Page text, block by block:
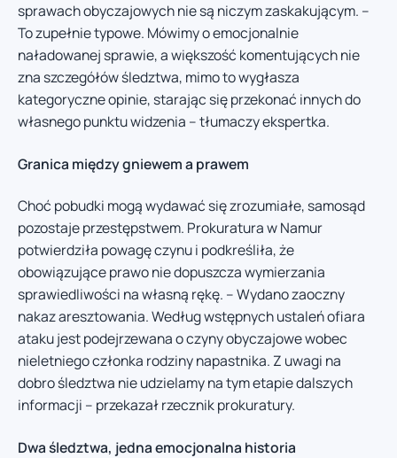
sprawach obyczajowych nie są niczym zaskakującym. –
To zupełnie typowe. Mówimy o emocjonalnie
naładowanej sprawie, a większość komentujących nie
zna szczegółów śledztwa, mimo to wygłasza
kategoryczne opinie, starając się przekonać innych do
własnego punktu widzenia – tłumaczy ekspertka.
Granica między gniewem a prawem
Choć pobudki mogą wydawać się zrozumiałe, samosąd
pozostaje przestępstwem. Prokuratura w Namur
potwierdziła powagę czynu i podkreśliła, że
obowiązujące prawo nie dopuszcza wymierzania
sprawiedliwości na własną rękę. – Wydano zaoczny
nakaz aresztowania. Według wstępnych ustaleń ofiara
ataku jest podejrzewana o czyny obyczajowe wobec
nieletniego członka rodziny napastnika. Z uwagi na
dobro śledztwa nie udzielamy na tym etapie dalszych
informacji – przekazał rzecznik prokuratury.
Dwa śledztwa, jedna emocjonalna historia